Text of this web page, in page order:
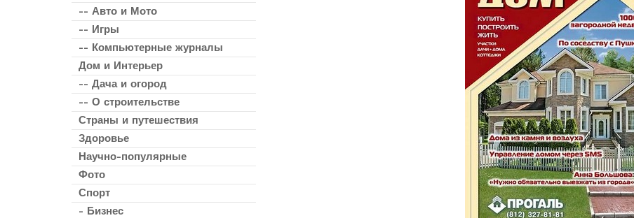
-- Авто и Мото
-- Игры
-- Компьютерные журналы
Дом и Интерьер
-- Дача и огород
-- О строительстве
Страны и путешествия
Здоровье
Научно-популярные
Фото
Спорт
- Бизнес